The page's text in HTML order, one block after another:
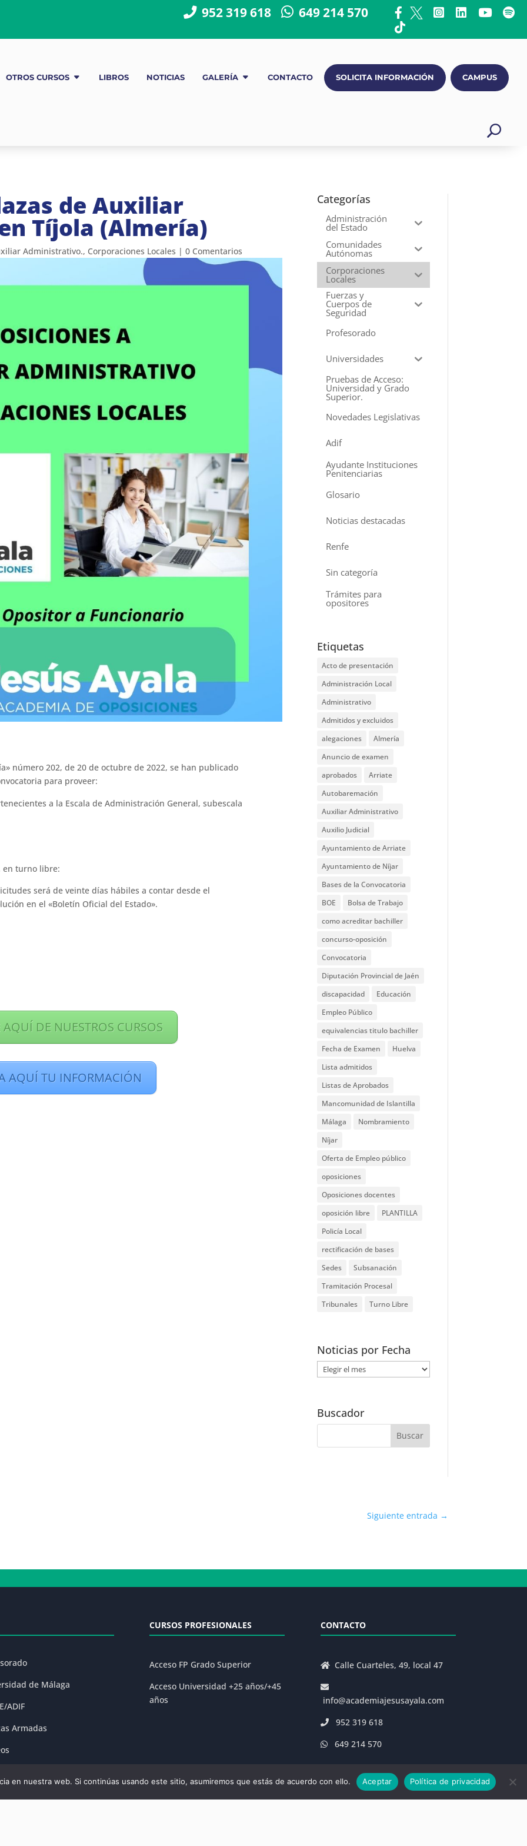
952 319 618 649 214 570
OTROS CURSOS LIBROS NOTICIAS GALERÍA CONTACTO SOLICITA INFORMACIÓN CAMPUS
de Auxiliar
Tíjola (Almería)
Administrativo., Corporaciones Locales | 0 Comentarios
número 202, de 20 de octubre de 2022, se han publicado
para proveer:
a la Escala de Administración General, subescala
en turno libre:
será de veinte días hábiles a contar desde el
en el «Boletín Oficial del Estado».
DE NUESTROS CURSOS
AQUÍ TU INFORMACIÓN
Categorías
Administración
del Estado
Comunidades
Autónomas
Corporaciones
Locales
Fuerzas y
Cuerpos de
Seguridad
Profesorado
Universidades
Pruebas de Acceso:
Universidad y Grado
Superior.
Novedades Legislativas
Adif
Ayudante Instituciones
Penitenciarias
Glosario
Noticias destacadas
Renfe
Sin categoría
Trámites para
opositores
Etiquetas
Acto de presentación
Administración Local
Administrativo
Admitidos y excluidos
alegaciones
Almería
Anuncio de examen
aprobados
Arriate
Autobaremación
Auxiliar Administrativo
Auxilio Judicial
Ayuntamiento de Arriate
Ayuntamiento de Níjar
Bases de la Convocatoria
BOE
Bolsa de Trabajo
como acreditar bachiller
concurso-oposición
Convocatoria
Diputación Provincial de Jaén
discapacidad
Educación
Empleo Público
equivalencias titulo bachiller
Fecha de Examen
Huelva
Lista admitidos
Listas de Aprobados
Mancomunidad de Islantilla
Málaga
Nombramiento
Níjar
Oferta de Empleo público
oposiciones
Oposiciones docentes
oposición libre
PLANTILLA
Policía Local
rectificación de bases
Sedes
Subsanación
Tramitación Procesal
Tribunales
Turno Libre
Noticias por Fecha
Noticias
por
Buscador
Siguiente entrada →
de Málaga
ADIF
Armadas
CURSOS PROFESIONALES
Acceso FP Grado Superior
Acceso Universidad +25 años/+45
años
CONTACTO
Calle Cuarteles, 49, local 47
info@academiajesusayala.com
952 319 618
649 214 570
en nuestra web. Si continúas usando este sitio, asumiremos que estás de acuerdo con ello. Aceptar Política de privacidad